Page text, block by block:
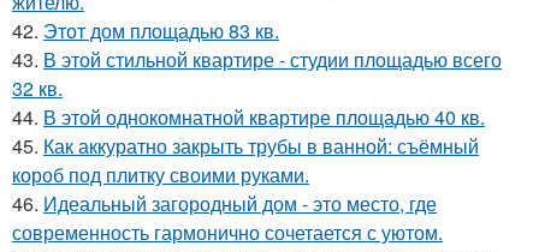
42. Этот дом площадью 83 кв.
43. В этой стильной квартире - студии площадью всего
32 кв.
44. В этой однокомнатной квартире площадью 40 кв.
45. Как аккуратно закрыть трубы в ванной: съёмный
короб под плитку своими руками.
46. Идеальный загородный дом - это место, где
современность гармонично сочетается с уютом.